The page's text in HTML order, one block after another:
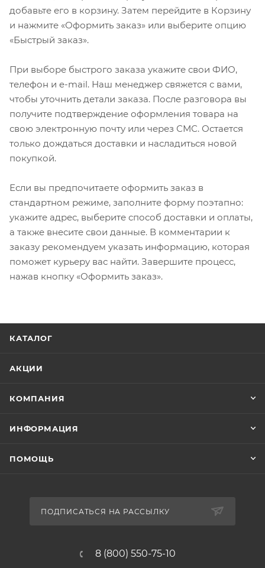
добавьте его в корзину. Затем перейдите в Корзину
и нажмите «Оформить заказ» или выберите опцию
«Быстрый заказ».
При выборе быстрого заказа укажите свои ФИО,
телефон и e-mail. Наш менеджер свяжется с вами,
чтобы уточнить детали заказа. После разговора вы
получите подтверждение оформления товара на
свою электронную почту или через СМС. Остается
только дождаться доставки и насладиться новой
покупкой.
Если вы предпочитаете оформить заказ в
стандартном режиме, заполните форму поэтапно:
укажите адрес, выберите способ доставки и оплаты,
а также внесите свои данные. В комментарии к
заказу рекомендуем указать информацию, которая
поможет курьеру вас найти. Завершите процесс,
нажав кнопку «Оформить заказ».
КАТАЛОГ
АКЦИИ
КОМПАНИЯ
ИНФОРМАЦИЯ
ПОМОЩЬ
ПОДПИСАТЬСЯ НА РАССЫЛКУ
8 (800) 550-75-10